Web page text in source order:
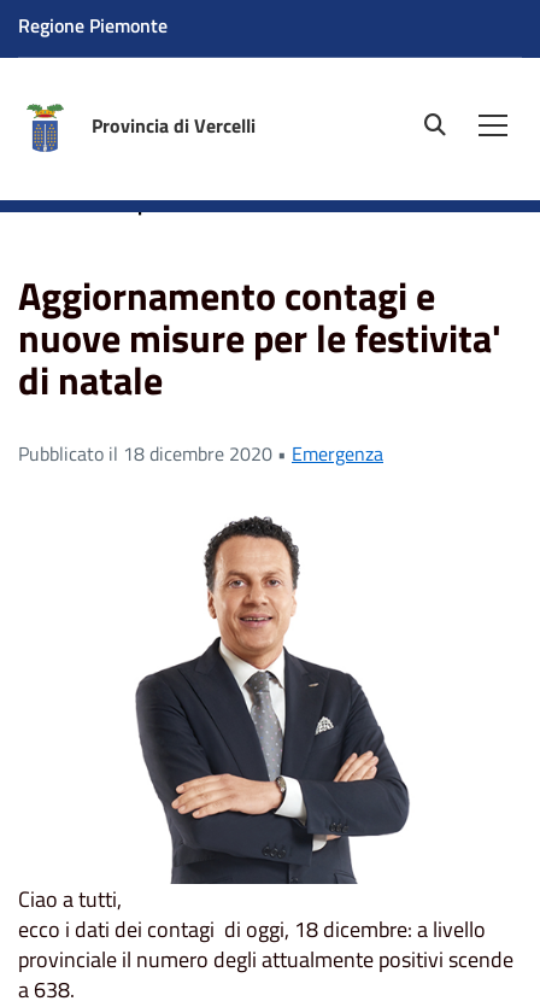
Regione Piemonte
Provincia di Vercelli site.searc
nuove misure per le festivita' di natale
Aggiornamento contagi e
nuove misure per le festivita'
di natale
Pubblicato il 18 dicembre 2020 • Emergenza
Ciao a tutti,
ecco i dati dei contagi di oggi, 18 dicembre: a livello
provinciale il numero degli attualmente positivi scende
a 638.